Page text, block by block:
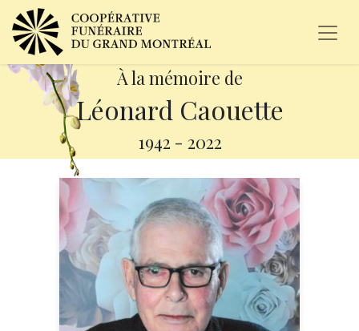
À la mémoire de
Léonard Caouette
1942 - 2022